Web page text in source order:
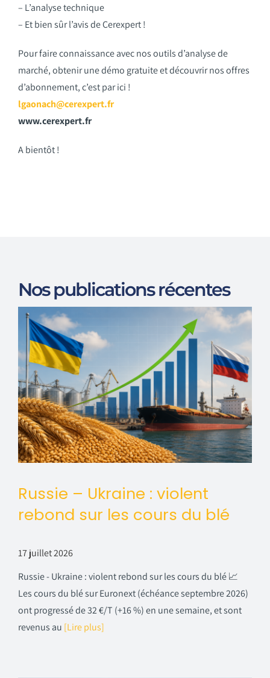
– L’analyse technique
– Et bien sûr l’avis de Cerexpert !
Pour faire connaissance avec nos outils d’analyse de
marché, obtenir une démo gratuite et découvrir nos offres
d’abonnement, c’est par ici !
lgaonach@cerexpert.fr
www.cerexpert.fr
A bientôt !
Nos publications récentes
Russie – Ukraine : violent
rebond sur les cours du blé
17 juillet 2026
Russie - Ukraine : violent rebond sur les cours du blé 📈
Les cours du blé sur Euronext (échéance septembre 2026)
ont progressé de 32 €/T (+16 %) en une semaine, et sont
revenus au [Lire plus]